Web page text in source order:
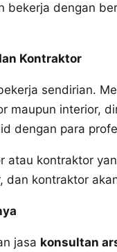
bekerja dengan
Kontraktor
sendirian.
maupun interior,
dengan para
atau kontraktor
kontraktor
jasa konsultan